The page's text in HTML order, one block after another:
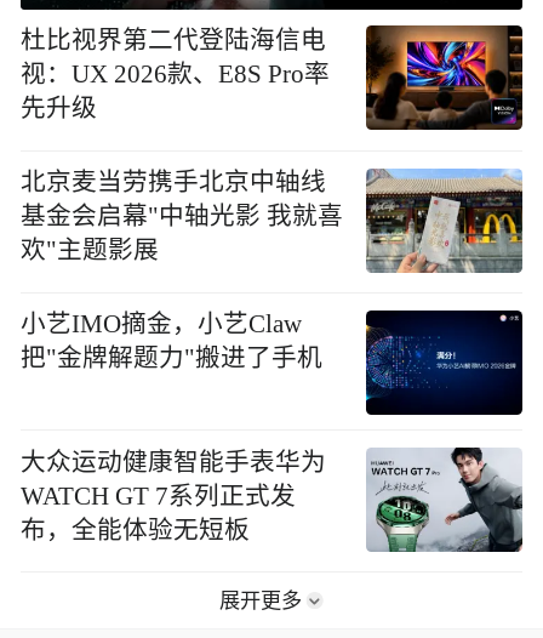
杜比视界第二代登陆海信电
视：UX 2026款、E8S Pro率
先升级
北京麦当劳携手北京中轴线
基金会启幕"中轴光影 我就喜
欢"主题影展
小艺IMO摘金，小艺Claw
把"金牌解题力"搬进了手机
大众运动健康智能手表华为
WATCH GT 7系列正式发
布，全能体验无短板
展开更多